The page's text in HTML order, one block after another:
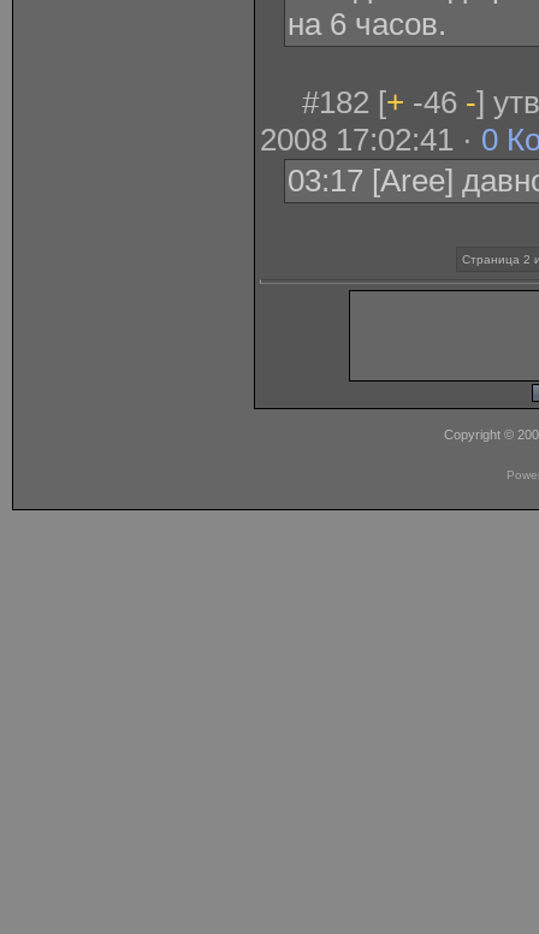
на 6 часов.
#182 [+ -46 -]
2008 17:02:41 · 0
03:17 [Aree]
Страница 2
Copyright ©